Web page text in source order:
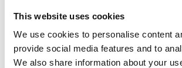
This website uses cookies
We use cookies to personalise content
provide social media features and to
We also share information about your
Deel dit bericht